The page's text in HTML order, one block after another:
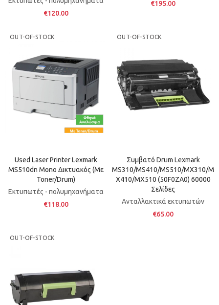
€120.00
€195.00
OUT-OF-STOCK
Used Laser Printer Lexmark
MS510dn Mono Δικτυακός (με
Toner/Drum)
Εκτυπωτές - πολυμηχανήματα
€118.00
OUT-OF-STOCK
Συμβατό Drum Lexmark
MS310/MS410/MS510/MX310/M
X410/MX510 (50F0ZA0) 60000
Σελίδες
Ανταλλακτικά εκτυπωτών
€65.00
OUT-OF-STOCK